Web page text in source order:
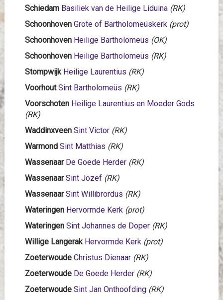
Schiedam Basiliek van de Heilige Liduina (RK)
Schoonhoven Grote of Bartholomeüskerk (prot)
Schoonhoven Heilige Bartholomeüs (OK)
Schoonhoven Heilige Bartholomeüs (RK)
Stompwijk Heilige Laurentius (RK)
Voorhout Sint Bartholomeüs (RK)
Voorschoten Heilige Laurentius en Moeder Gods
(RK)
Waddinxveen Sint Victor (RK)
Warmond Sint Matthias (RK)
Wassenaar De Goede Herder (RK)
Wassenaar Sint Jozef (RK)
Wassenaar Sint Willibrordus (RK)
Wateringen Hervormde Kerk (prot)
Wateringen Sint Johannes de Doper (RK)
Willige Langerak Hervormde Kerk (prot)
Zoeterwoude Christus Dienaar (RK)
Zoeterwoude De Goede Herder (RK)
Zoeterwoude Sint Jan Onthoofding (RK)